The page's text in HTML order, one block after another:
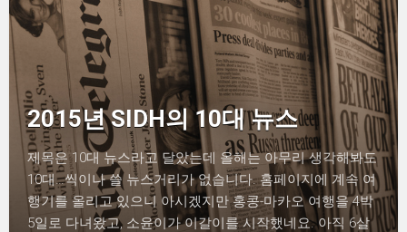
2015년 SIDH의 10대 뉴스
제목은 10대 뉴스라고 달았는데 올해는 아무리 생각해봐도
10대…씩이나 쓸 뉴스거리가 없습니다. 홈페이지에 계속 여
행기를 올리고 있으니 아시겠지만 홍콩-마카오 여행을 4박
5일로 다녀왔고, 소윤이가 이갈이를 시작했네요. 아직 6살